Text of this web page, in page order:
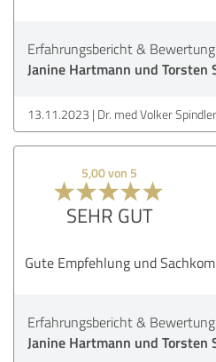
Erfahrungsbericht &
Janine Hartmann und Torsten
13.11.2023 Dr. med Volker Spindler
5,00 von 5
SEHR GUT
Gute Empfehlung und
Erfahrungsbericht &
Janine Hartmann und Torsten